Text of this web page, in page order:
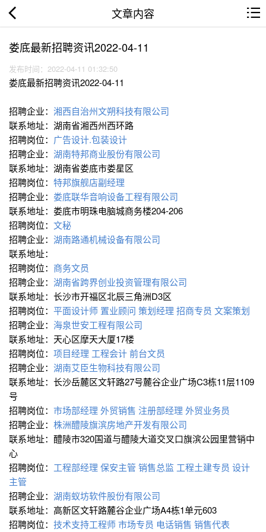
文章内容
娄底最新招聘资讯2022-04-11
发布时间：2022-04-11 01:32:50
娄底最新招聘资讯2022-04-11
招聘企业： 湘西自治州文朔科技有限公司
联系地址：湖南省湘西州西环路
招聘岗位： 广告设计.包装设计
招聘企业： 湖南特邦商业股份有限公司
联系地址：湖南省娄底市娄星区
招聘岗位： 特邦旗舰店副经理
招聘企业： 娄底联华音响设备工程有限公司
联系地址：娄底市明珠电脑城商务楼204-206
招聘岗位： 文秘
招聘企业： 湖南路通机械设备有限公司
联系地址：
招聘岗位： 商务文员
招聘企业： 湖南省跨界创业投资管理有限公司
联系地址：长沙市开福区北辰三角洲D3区
招聘岗位： 平面设计师 置业顾问 策划经理 招商专员 文案策划
招聘企业： 海泉世安工程有限公司
联系地址：天心区摩天大厦17楼
招聘岗位： 项目经理 工程会计前台文员
招聘企业： 湖南艾臣生物科技有限公司
联系地址：长沙岳麓区文轩路27号麓谷企业广场C3栋11层1109
号
招聘岗位： 市场部经理 外贸销售 注册部经理 外贸业务员
招聘企业： 株洲醴陵旗滨房地产开发有限公司
联系地址：醴陵市320国道与醴陵大道交叉口旗滨公园里营销中
心
招聘岗位： 工程部经理 保安主管 销售总监 工程土建专员 设计
主管
招聘企业： 湖南蚁坊软件股份有限公司
联系地址：高新区文轩路麓谷企业广场A4栋1单元603
招聘岗位： 技术支持工程师市场专员 电话销售 销售代表